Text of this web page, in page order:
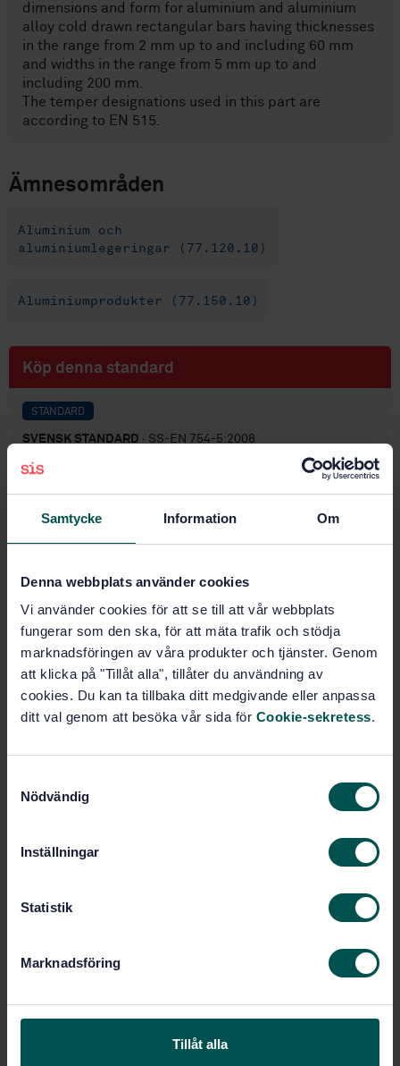
Samtycke Information Om
Denna webbplats använder cookies
Vi använder cookies för att se till att vår webbplats
fungerar som den ska, för att mäta trafik och stödja
marknadsföringen av våra produkter och tjänster. Genom
att klicka på "Tillåt alla", tillåter du användning av
cookies. Du kan ta tillbaka ditt medgivande eller anpassa
ditt val genom att besöka vår sida för Cookie-sekretess.
Nödvändig
Inställningar
Statistik
Marknadsföring
Tillåt alla
dimensions and form for aluminium and aluminium
alloy cold drawn rectangular bars having thicknesses
in the range from 2 mm up to and including 60 mm
and widths in the range from 5 mm up to and
including 200 mm.
The temper designations used in this part are
according to EN 515.
Ämnesområden
Aluminium och
aluminiumlegeringar (77.120.10)
Aluminiumprodukter (77.150.10)
Köp denna standard
STANDARD
SVENSK STANDARD · SS-EN 754-5:2008
Aluminium och aluminiumlegeringar - Kalldragen
stång och rör - Del 5: Plattstång, toleranser för
Prenumerera på standarden - Läs mer
PDF
Lägg i varukorgen
Fler alternativ
Produktinformation
Framtagen av: Aluminium, SIS/TK 624/AG 01
alloys - Cold drawn rod/bar and tube -
Part 5: Rectangular bars, tolerances on
Artikelnummer:
Fastställd: 2008-03-31
Ersätter: SS-EN 754-5